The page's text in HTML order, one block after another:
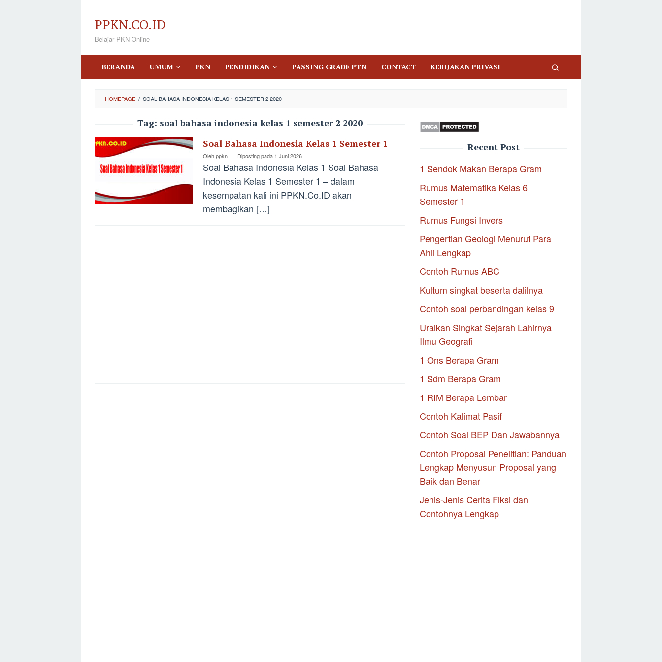
konten
PPKN.CO.ID
Belajar PKN Online
BERANDA UMUM PKN PENDIDIKAN PASSING GRADE PTN CONTACT KEBIJAKAN PRIVASI
HOMEPAGE / SOAL BAHASA INDONESIA KELAS 1 SEMESTER 2 2020
Tag: soal bahasa indonesia kelas 1 semester 2 2020
Soal Bahasa Indonesia Kelas 1 Semester 1
Olehppkn Diposting pada 1 Juni 2026
Soal Bahasa Indonesia Kelas 1 Soal Bahasa
Indonesia Kelas 1 Semester 1 – dalam
kesempatan kali ini PPKN.Co.ID akan
membagikan […]
Recent Post
1 Sendok Makan Berapa Gram
Rumus Matematika Kelas 6
Semester 1
Rumus Fungsi Invers
Pengertian Geologi Menurut Para
Ahli Lengkap
Contoh Rumus ABC
Kultum singkat beserta dalilnya
Contoh soal perbandingan kelas 9
Uraikan Singkat Sejarah Lahirnya
Ilmu Geografi
1 Ons Berapa Gram
1 Sdm Berapa Gram
1 RIM Berapa Lembar
Contoh Kalimat Pasif
Contoh Soal BEP Dan Jawabannya
Contoh Proposal Penelitian: Panduan
Lengkap Menyusun Proposal yang
Baik dan Benar
Jenis-Jenis Cerita Fiksi dan
Contohnya Lengkap